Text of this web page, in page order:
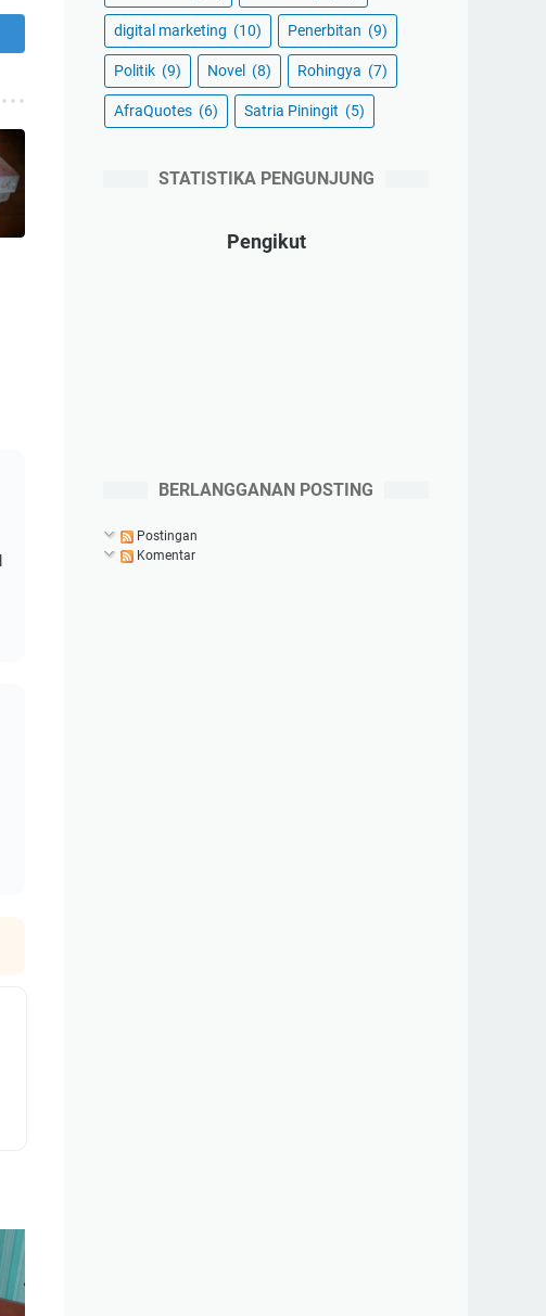
digital marketing (10) Penerbitan (9)
Politik (9) Novel (8) Rohingya (7)
AfraQuotes (6) Satria Piningit (5)
STATISTIKA PENGUNJUNG
Pengikut
BERLANGGANAN POSTING
Postingan
Komentar